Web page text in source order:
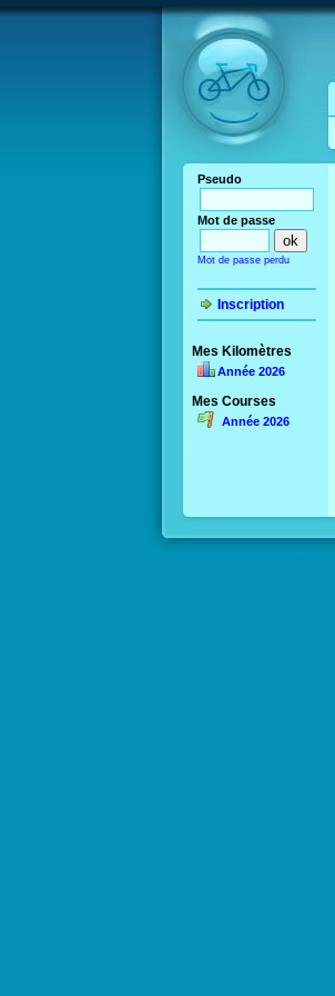
Pseudo
Mot de passe
Mot de passe perdu
Inscription
Mes Kilomètres
Année 2026
Mes Courses
Année 2026